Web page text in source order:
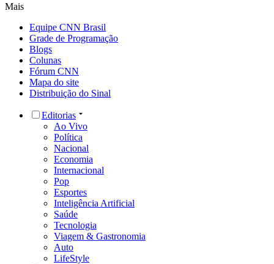
Mais
Equipe CNN Brasil
Grade de Programação
Blogs
Colunas
Fórum CNN
Mapa do site
Distribuição do Sinal
Editorias
Ao Vivo
Política
Nacional
Economia
Internacional
Pop
Esportes
Inteligência Artificial
Saúde
Tecnologia
Viagem & Gastronomia
Auto
LifeStyle